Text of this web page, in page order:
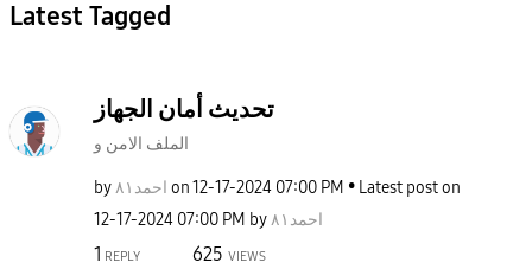
Latest Tagged
تحديث أمان الجهاز
الملف الامن و
by احمد٨١ on‎12-17-2024 07:00 PM
Latest post on
‎12-17-2024 07:00 PM by احمد٨١
1 REPLY 625 VIEWS